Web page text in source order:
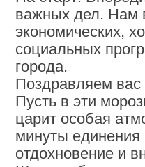
важных дел. Нам
экономических,
социальных
города.
Поздравляем
Пусть в эти
царит особая
минуты единения
отдохновение и